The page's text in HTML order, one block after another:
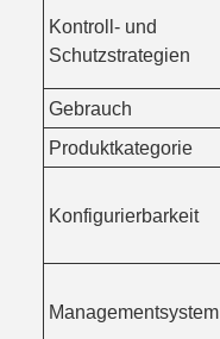
Kontroll- und
Schutzstrategien
Gebrauch
Produktkategorie
Konfigurierbarkeit
Managementsystem